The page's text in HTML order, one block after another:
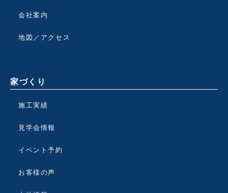
会社案内
地図／アクセス
家づくり
施工実績
見学会情報
イベント予約
お客様の声